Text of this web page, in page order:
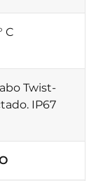
C
Twist-
IP67